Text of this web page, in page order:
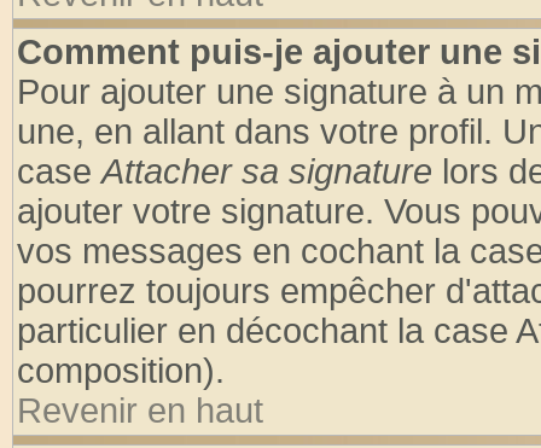
Comment puis-je ajouter une
Pour ajouter une signature à un
une, en allant dans votre profil.
caseAttacher sa signature lors
ajouter votre signature. Vous
vos messages en cochant la
pourrez toujours empêcher
particulier en décochant la case
composition).
Revenir en haut